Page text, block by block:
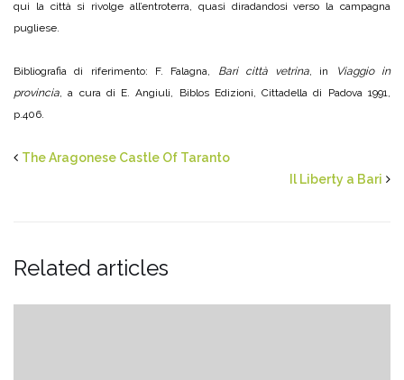
qui la città si rivolge all’entroterra, quasi diradandosi verso la campagna
pugliese.
Bibliografia di riferimento: F. Falagna, Bari città vetrina, in
Viaggio in
provincia, a cura di E. Angiuli, Biblos Edizioni, Cittadella di Padova 1991,
p.406.
The Aragonese Castle Of Taranto
Il Liberty a Bari
Related articles